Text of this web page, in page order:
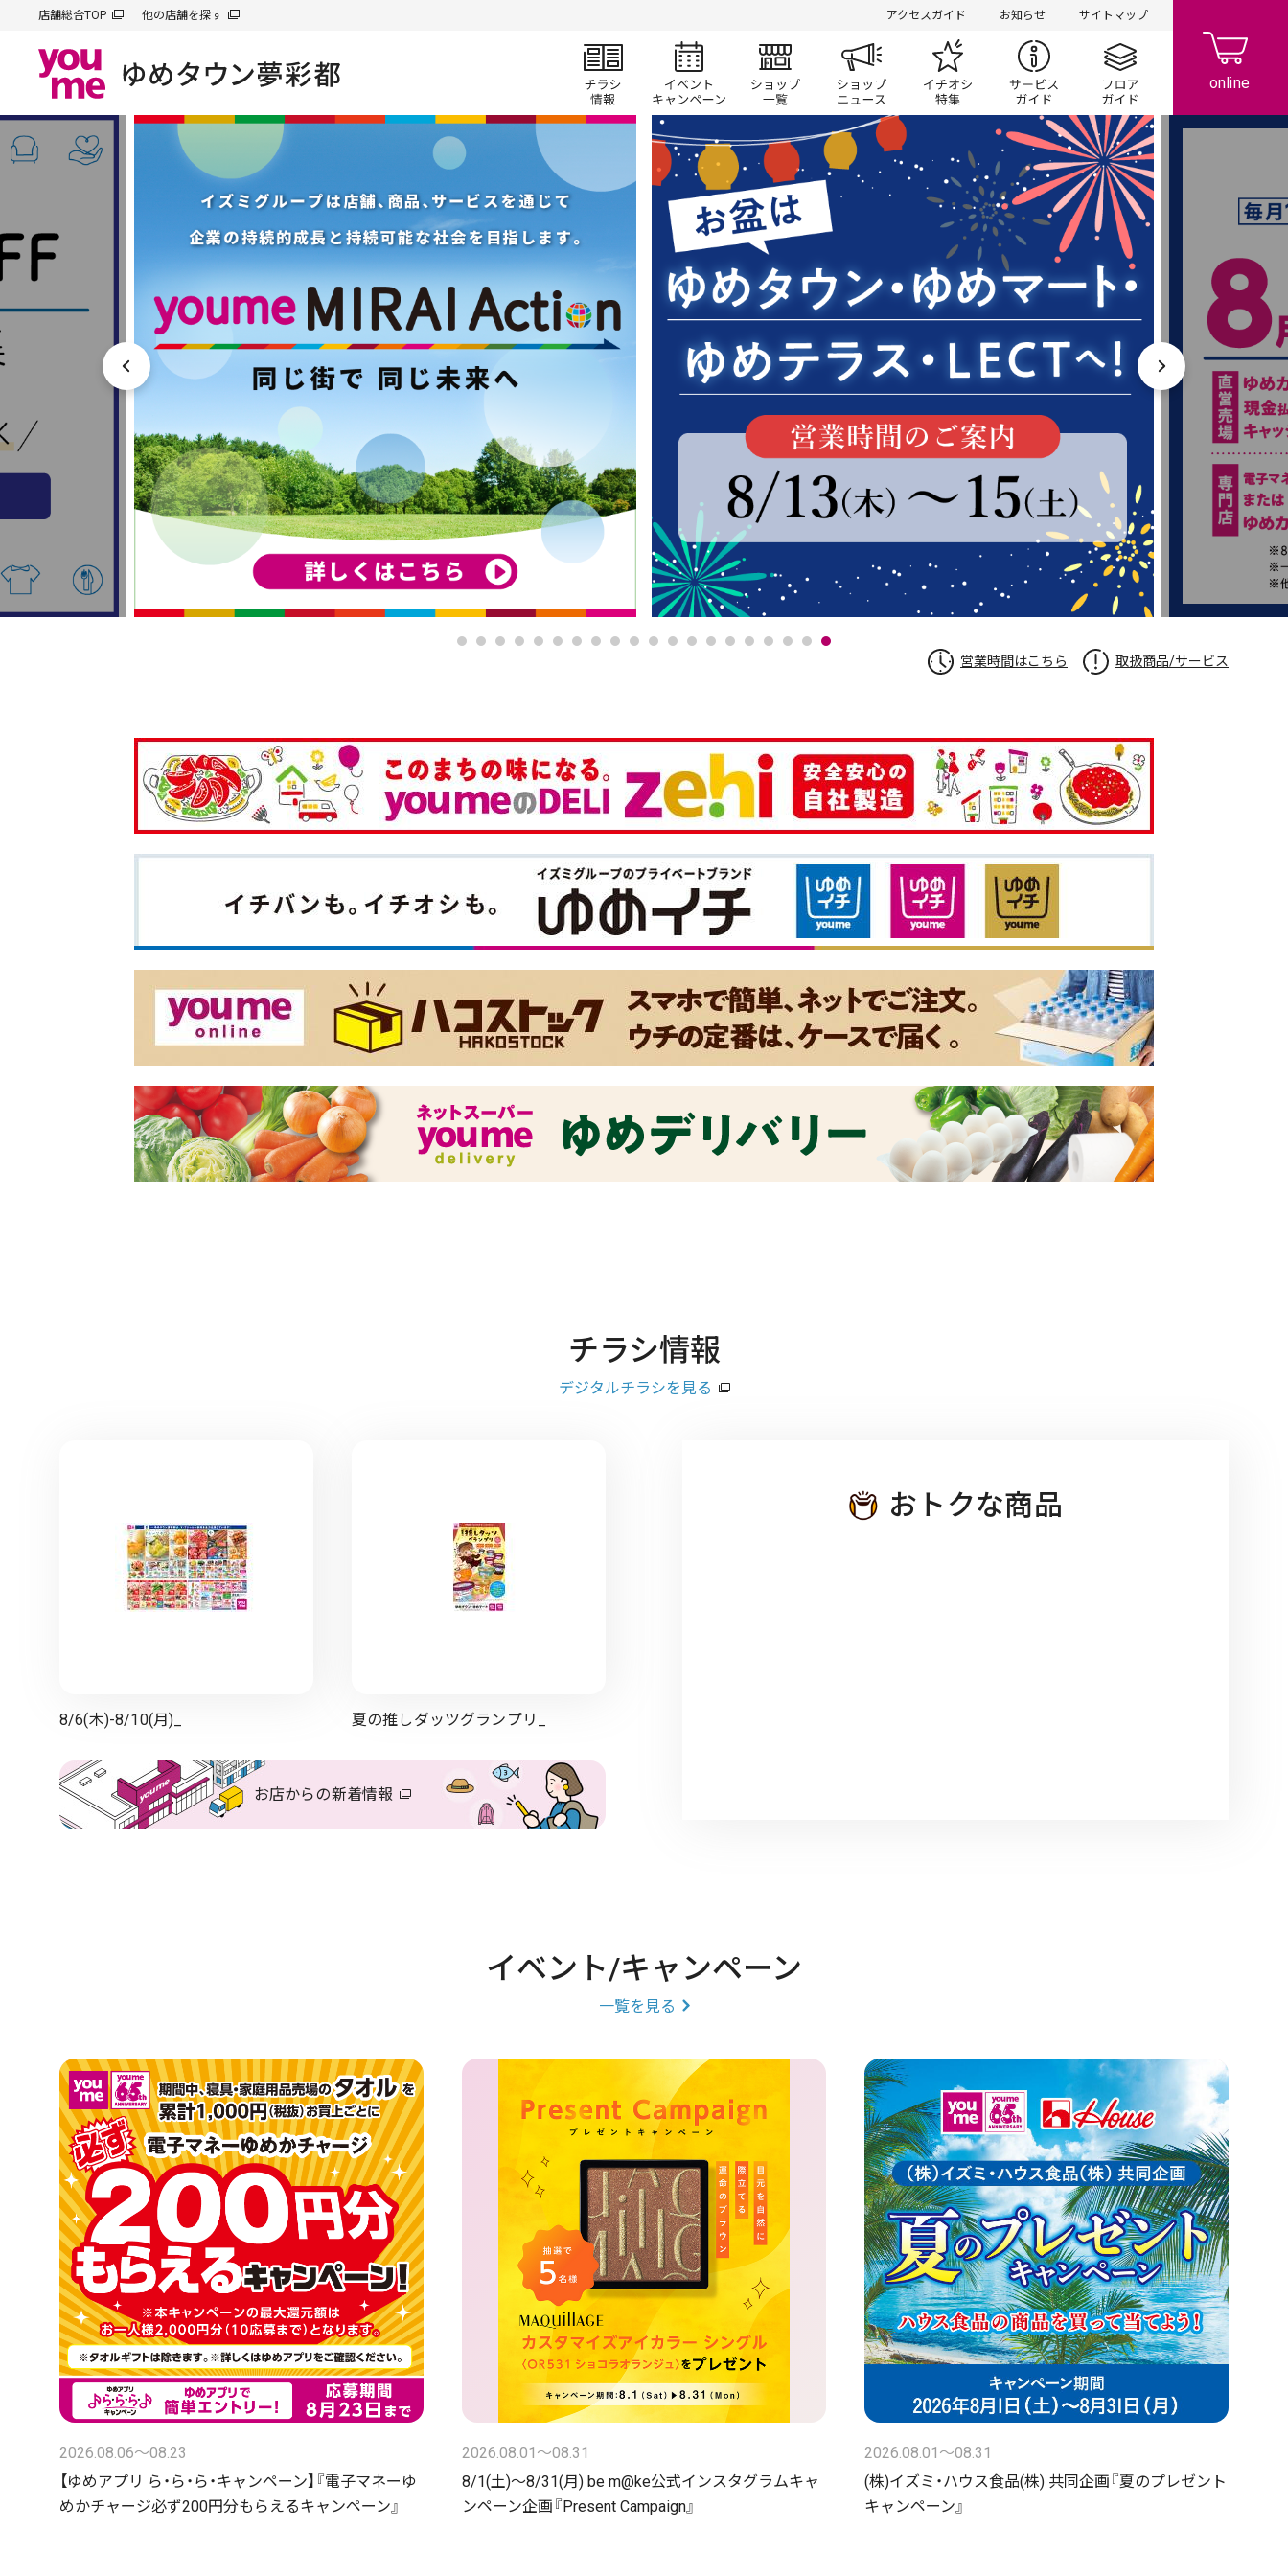
店舗総合TOP 他の店舗を探す アクセスガイド お知らせ サイトマップ
チラシ情報 イベント/キャンペーン
ショップ一覧 ショップニュースイチオシ特集 サービスガイドフロアガイド
次へ
営業時間はこちら 取扱商品/サービス
チラシ情報
デジタルチラシを見る
8/6(木)-8/10(月)_ 夏の推しダッツグランプリ_
お店からの新着情報
おトクな商品
イベント/キャンペーン
一覧を見る
2026.08.06〜08.23
【ゆめアプリ ら・ら・ら・キャンペーン】『電子マネーゆ
めかチャージ必ず200円分もらえるキャンペーン』
2026.08.01〜08.31
8/1(土)～8/31(月) be m@ke公式インスタグラムキャ
ンペーン企画『Present Campaign』
2026.08.01〜08.31
(株)イズミ・ハウス食品(株) 共同企画『夏のプレゼント
キャンペーン』